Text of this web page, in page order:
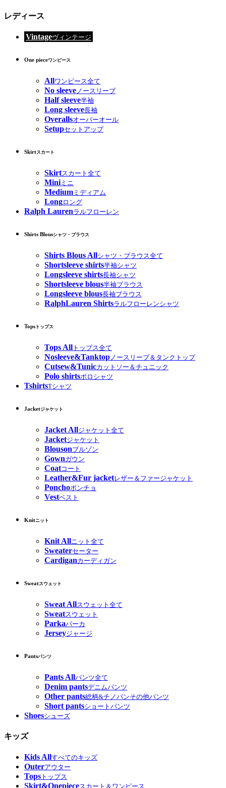
レディース
Vintageヴィンテージ
One pieceワンピース
Allワンピース全て
No sleeveノースリーブ
Half sleeve半袖
Long sleeve長袖
Overallsオーバーオール
Setupセットアップ
Skirtスカート
Skirtスカート全て
Miniミニ
Medium ミディアム
Longロング
Ralph Laurenラルフローレン
Shirts Blousシャツ・ブラウス
Shirts Blous Allシャツ・ブラウス全て
Shortsleeve shirts半袖シャツ
Longsleeve shirts長袖シャツ
Shortsleeve blous半袖ブラウス
Longsleeve blous長袖ブラウス
RalphLauren Shirtsラルフローレンシャツ
Tops トップス
Tops All トップス全て
Nosleeve&Tanktop ノースリーブ＆タンクトップ
Cutsew&Tunicカットソー＆チュニック
Polo shirtsポロシャツ
TshirtsTシャツ
Jacketジャケット
Jacket Allジャケット全て
Jacketジャケット
Blousonブルゾン
Gownガウン
Coatコート
Leather&Fur jacketレザー＆ファージャケット
Ponchoポンチョ
Vestベスト
Knitニット
Knit Allニット全て
Sweaterセーター
Cardiganカーディガン
Sweatスウェット
Sweat Allスウェット全て
Sweatスウェット
Parkaパーカ
Jerseyジャージ
Pantsパンツ
Pants Allパンツ全て
Denim pantsデニムパンツ
Other pants総柄&チノパンその他パンツ
Short pantsショートパンツ
Shoesシューズ
キッズ
Kids Allすべてのキッズ
Outerアウター
Tops トップス
Skirt&Onepieceスカート＆ワンピース